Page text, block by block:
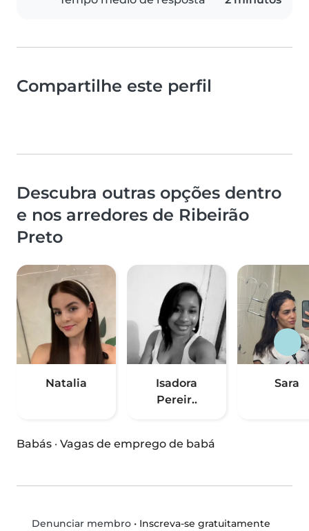
Compartilhe este perfil
Descubra outras opções dentro
e nos arredores de Ribeirão
Preto
Natalia
Isadora
Pereir..
Sara
Babás · Vagas de emprego de babá
Denunciar membro• Inscreva-se gratuitamente